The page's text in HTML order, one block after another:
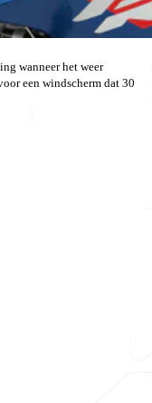
wanneer het weer
een windscherm dat 30